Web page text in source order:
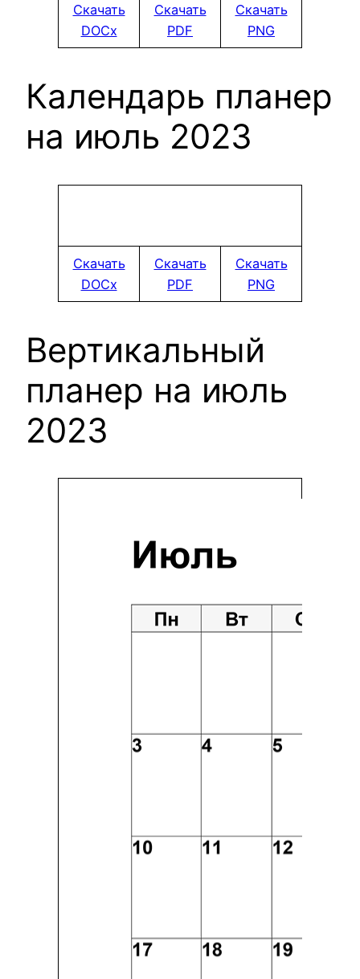
Скачать
DOCx
Скачать
PDF
Скачать
PNG
Календарь планер
на июль 2023
Скачать
DOCx
Скачать
PDF
Скачать
PNG
Вертикальный
планер на июль
2023